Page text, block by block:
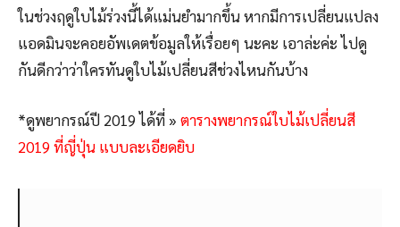
ในช่วงฤดูใบไม้ร่วงนี้ได้แม่นยำมากขึ้น หากมีการเปลี่ยนแปลง
แอดมินจะคอยอัพเดตข้อมูลให้เรื่อยๆ นะคะ เอาล่ะค่ะ ไปดู
กันดีกว่าว่าใครทันดูใบไม้เปลี่ยนสีช่วงไหนกันบ้าง
*ดูพยากรณ์ปี 2019 ได้ที่ » ตารางพยากรณ์ใบไม้เปลี่ยนสี
2019 ที่ญี่ปุ่น แบบละเอียดยิบ